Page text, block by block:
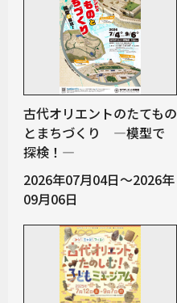
古代オリエントのたてもの
とまちづくり —模型で
探検！—
2026年07月04日～2026年
09月06日